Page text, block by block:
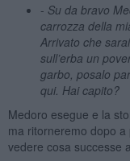
- Su da bravo
carrozza della
Arrivato che
sull’erba un
garbo, posalo
qui. Hai capito?
Medoro esegue e la
ma ritorneremo dopo
vedere cosa successe